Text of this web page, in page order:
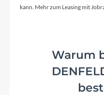
Shimano
kann. Mehr zum Leasing mit
Warum